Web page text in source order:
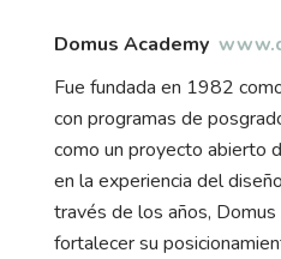
Domus Academy
Fue fundada en 1982
con programas de
como un proyecto abierto
en la experiencia del
través de los años,
fortalecer su